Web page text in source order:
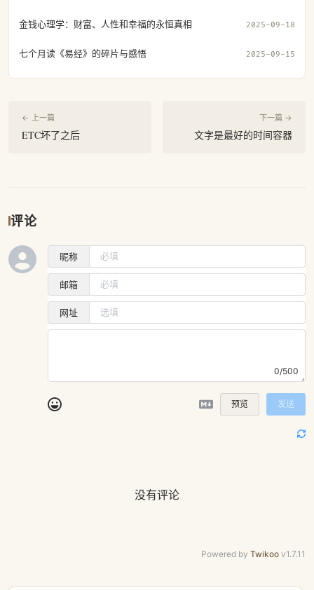
金钱心理学：财富、人性和幸福的永恒真相 2025-09-18
七个月读《易经》的碎片与感悟 2025-09-15
← 上一篇
ETC坏了之后
下一篇 →
文字是最好的时间容器
评论
昵称
邮箱
网址
0/500
预览 发送
没有评论
Powered by Twikoo v1.7.11